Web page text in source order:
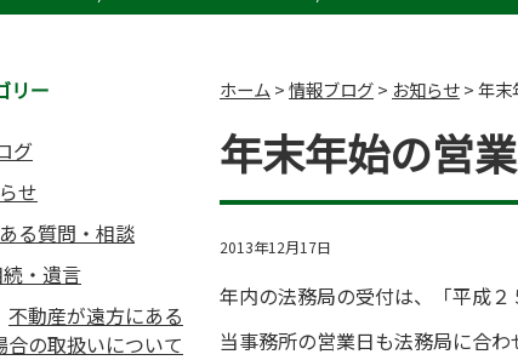
ホーム >情報ブログ> お知らせ>年末
年末年始の営
2013年12月17日
年内の法務局の受付は、「平成２
当事務所の営業日も法務局に合わ
リー
グ
せ
る質問・相談
・遺言
不動産が遠方にある
合の取扱いについて